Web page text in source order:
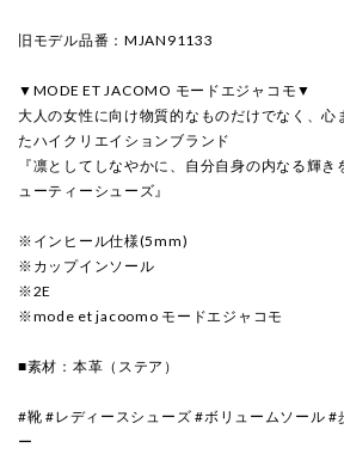
旧モデル品番：MJAN91133
▼MODE ET JACOMO モードエジャコモ▼
大人の女性に向け物質的なものだけでなく、心
たハイクリエイションブランド
『凛としてしなやかに、自分自身の内なる輝
ューティーシューズ』
※インヒール仕様(5mm)
※カップインソール
※2E
※mode et jacoomo モードエジャコモ
■素材：本革（ステア）
#靴 #レディースシューズ #ボリュームソール #
ー